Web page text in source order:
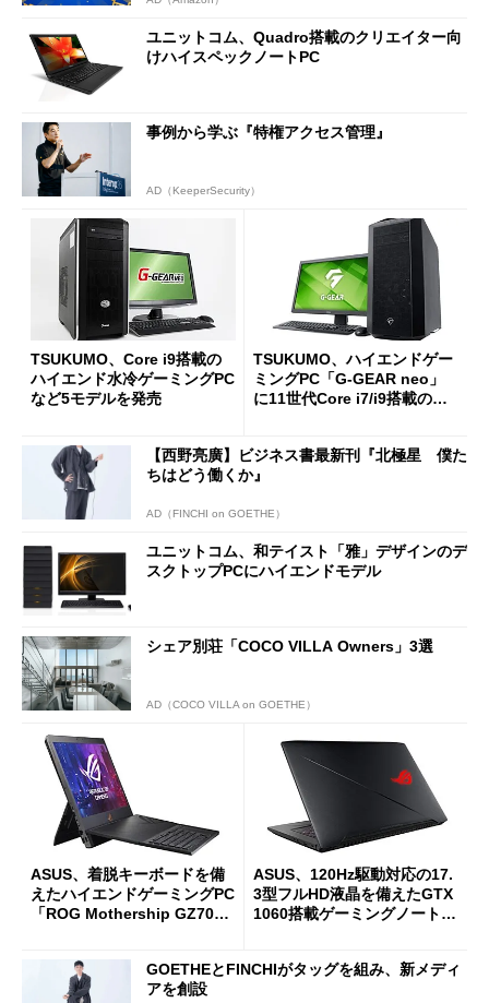
ユニットコム、Quadro搭載のクリエイター向
けハイスペックノートPC
事例から学ぶ『特権アクセス管理』
AD（KeeperSecurity）
TSUKUMO、Core i9搭載の
ハイエンド水冷ゲーミングPC
など5モデルを発売
TSUKUMO、ハイエンドゲー
ミングPC「G-GEAR neo」
に11世代Core i7/i9搭載の新
【西野亮廣】ビジネス書最新刊『北極星 僕た
ちはどう働くか』
AD（FINCHI on GOETHE）
ユニットコム、和テイスト「雅」デザインのデ
スクトップPCにハイエンドモデル
シェア別荘「COCO VILLA Owners」3選
AD（COCO VILLA on GOETHE）
ASUS、着脱キーボードを備
えたハイエンドゲーミングPC
「ROG Mothership GZ700G
ASUS、120Hz駆動対応の17.
3型フルHD液晶を備えたGTX
1060搭載ゲーミングノートP
GOETHEとFINCHIがタッグを組み、新メディ
アを創設